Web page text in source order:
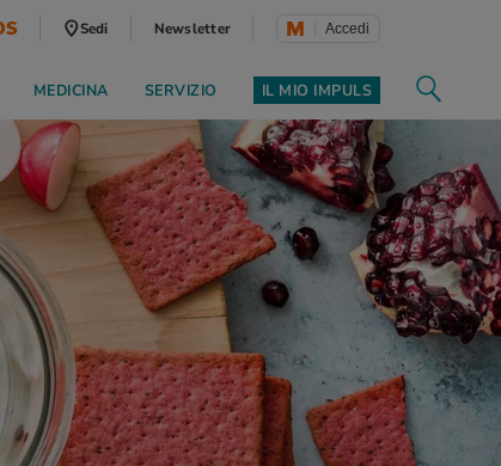
Sedi Newsletter Accedi
MEDICINA SERVIZIO IL MIO IMPULS